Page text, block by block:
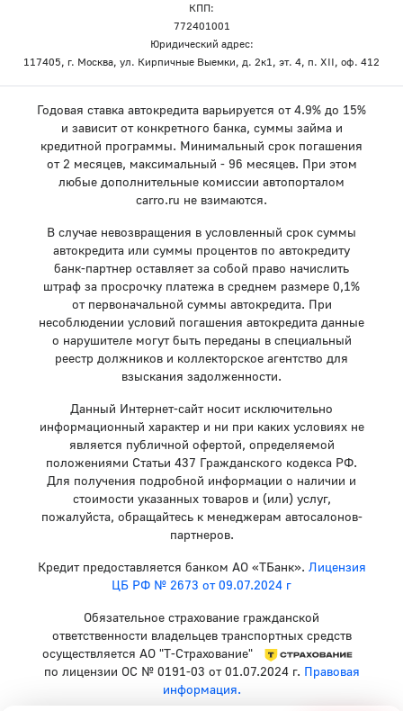
КПП:
772401001
Юридический адрес:
117405, г. Москва, ул. Кирпичные Выемки, д. 2к1, эт. 4, п. XII, оф. 412
Годовая ставка автокредита варьируется от 4.9% до 15%
и зависит от конкретного банка, суммы займа и
кредитной программы. Минимальный срок погашения
от 2 месяцев, максимальный - 96 месяцев. При этом
любые дополнительные комиссии автопорталом
carro.ru не взимаются.
В случае невозвращения в условленный срок суммы
автокредита или суммы процентов по автокредиту
банк-партнер оставляет за собой право начислить
штраф за просрочку платежа в среднем размере 0,1%
от первоначальной суммы автокредита. При
несоблюдении условий погашения автокредита данные
о нарушителе могут быть переданы в специальный
реестр должников и коллекторское агентство для
взыскания задолженности.
Данный Интернет-сайт носит исключительно
информационный характер и ни при каких условиях не
является публичной офертой, определяемой
положениями Статьи 437 Гражданского кодекса РФ.
Для получения подробной информации о наличии и
стоимости указанных товаров и (или) услуг,
пожалуйста, обращайтесь к менеджерам автосалонов-
партнеров.
Кредит предоставляется банком АО «ТБанк». Лицензия
ЦБ РФ № 2673 от 09.07.2024 г
Обязательное страхование гражданской
ответственности владельцев транспортных средств
осуществляется АО "Т-Страхование"
по лицензии ОС № 0191-03 от 01.07.2024 г. Правовая
информация.